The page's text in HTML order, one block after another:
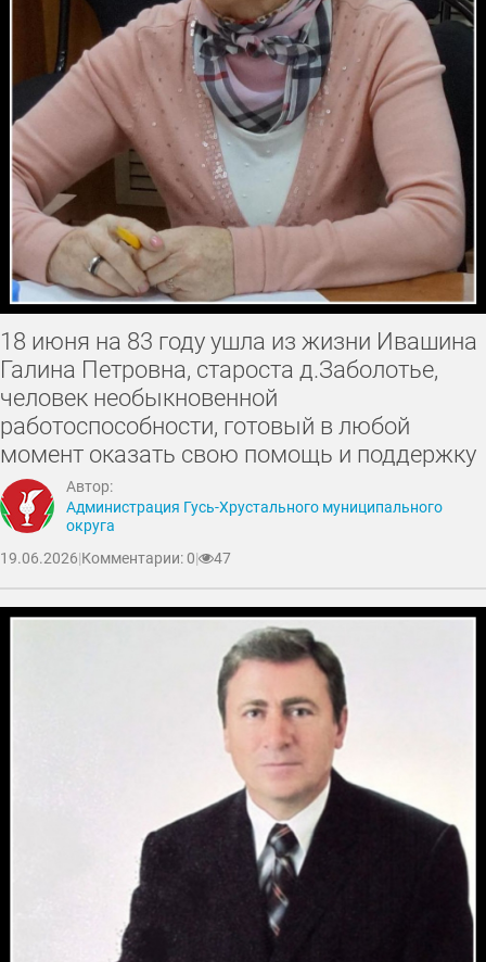
18 июня на 83 году ушла из жизни Ивашина
Галина Петровна, староста д.Заболотье,
человек необыкновенной
работоспособности, готовый в любой
момент оказать свою помощь и поддержку
Автор:
Администрация Гусь-Хрустального муниципального
округа
19.06.2026|Комментарии: 0| 47